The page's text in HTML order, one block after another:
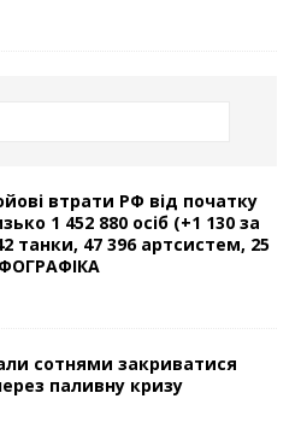
втрати РФ від початку
1 452 880 осіб (+1 130 за
танки, 47 396 артсистем, 25
сотнями закриватися
паливну кризу